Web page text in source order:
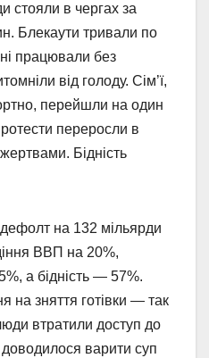
стояли в чергах за
Блекаути тривали по
працювали без
від голоду. Сім’ї,
перейшли на один
переросли в
Бідність
на 132 мільярди
ВВП на 20%,
а бідність — 57%.
на зняття готівки — так
втратили доступ до
варити суп